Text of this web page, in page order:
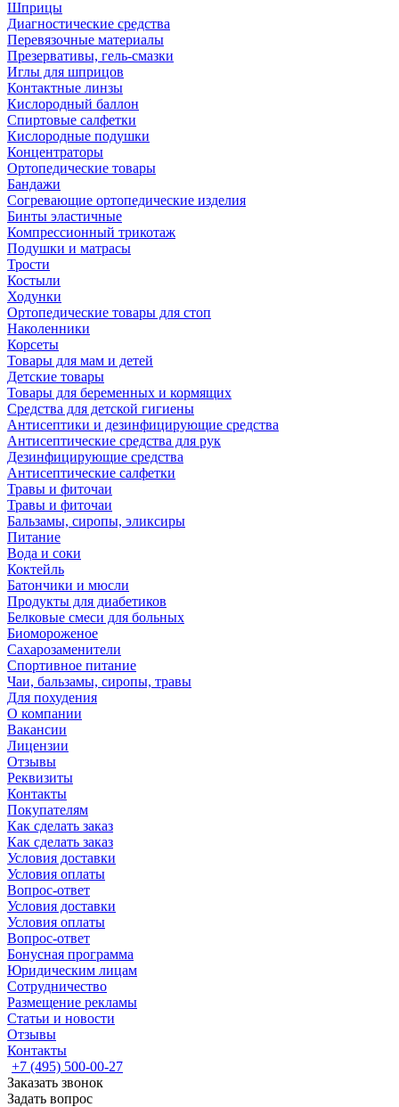
Шприцы
Диагностические средства
Перевязочные материалы
Презервативы, гель-смазки
Иглы для шприцов
Контактные линзы
Кислородный баллон
Спиртовые салфетки
Кислородные подушки
Концентраторы
Ортопедические товары
Бандажи
Согревающие ортопедические изделия
Бинты эластичные
Компрессионный трикотаж
Подушки и матрасы
Трости
Костыли
Ходунки
Ортопедические товары для стоп
Наколенники
Корсеты
Товары для мам и детей
Детские товары
Товары для беременных и кормящих
Средства для детской гигиены
Антисептики и дезинфицирующие средства
Антисептические средства для рук
Дезинфицирующие средства
Антисептические салфетки
Травы и фиточаи
Травы и фиточаи
Бальзамы, сиропы, эликсиры
Питание
Вода и соки
Коктейль
Батончики и мюсли
Продукты для диабетиков
Белковые смеси для больных
Биомороженое
Сахарозаменители
Спортивное питание
Чаи, бальзамы, сиропы, травы
Для похудения
О компании
Вакансии
Лицензии
Отзывы
Реквизиты
Контакты
Покупателям
Как сделать заказ
Как сделать заказ
Условия доставки
Условия оплаты
Вопрос-ответ
Условия доставки
Условия оплаты
Вопрос-ответ
Бонусная программа
Юридическим лицам
Сотрудничество
Размещение рекламы
Статьи и новости
Отзывы
Контакты
+7 (495) 500-00-27
Заказать звонок
Задать вопрос